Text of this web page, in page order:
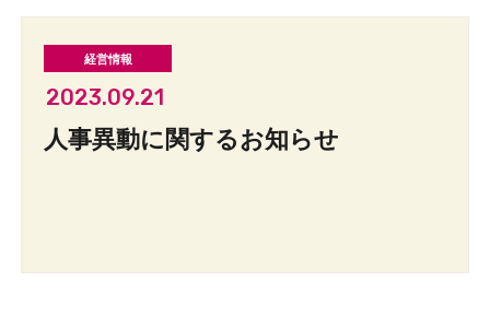
2023.09.21
人事異動に関するお知らせ